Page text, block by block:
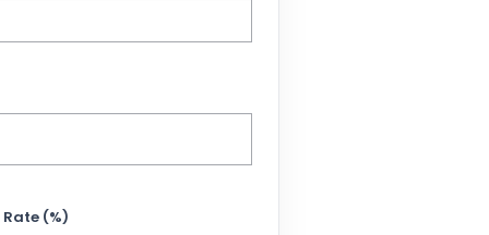
(%)